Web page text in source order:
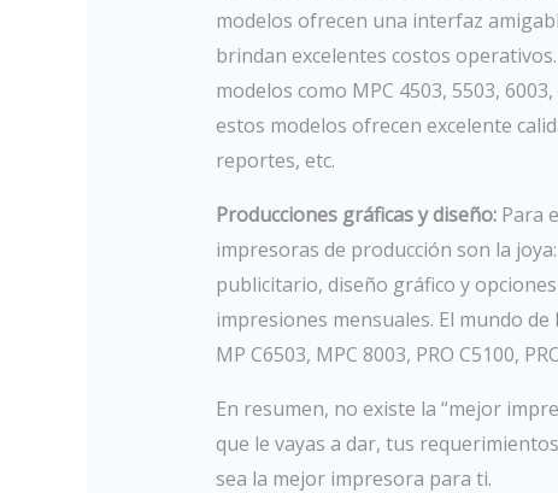
modelos ofrecen una interfaz
brindan excelentes costos
modelos como MPC 4503, 5503,
estos modelos ofrecen excelente
reportes, etc.
Producciones gráficas y diseño:Para
impresoras de producción son la
publicitario, diseño gráfico y
impresiones mensuales. El mundo
MP C6503, MPC 8003, PRO C5100,
En resumen, no existe la “mejor
que le vayas a dar, tus
sea la mejor impresora para ti.